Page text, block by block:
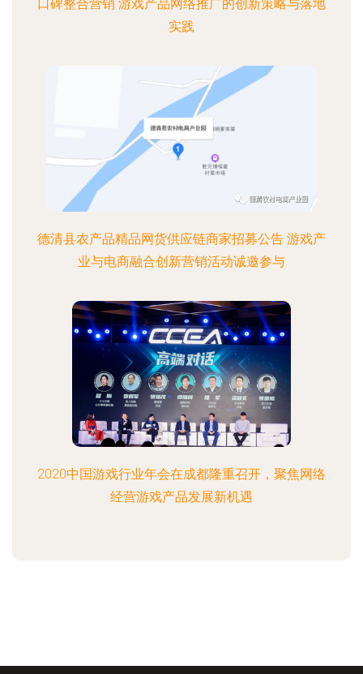
口碑整合营销 游戏产品网络推广的创新策略与落地
实践
德清县农产品精品网货供应链商家招募公告 游戏产
业与电商融合创新营销活动诚邀参与
2020中国游戏行业年会在成都隆重召开，聚焦网络
经营游戏产品发展新机遇